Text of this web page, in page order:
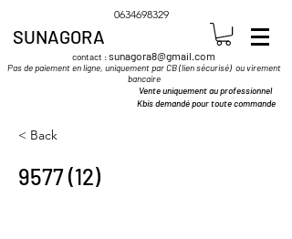
0634698329
SUNAGORA
contact :sunagora8@gmail.com
Pas de paiement en ligne, uniquement par CB (lien sécurisé) ou virement
bancaire
Vente uniquement au professionnel
Kbis demandé pour toute commande
< Back
9577 (12)